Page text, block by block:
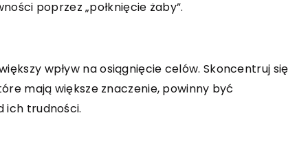
poprzez „połknięcie żaby”.
wpływ na osiągnięcie celów. Skoncentruj się
mają większe znaczenie, powinny być
ich trudności.
ĆWICZ UMYSŁ
Jakie są różnice i korzyści
różnych form kreatyny i białek w